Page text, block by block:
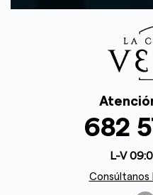
682
L-V
Consúltanos